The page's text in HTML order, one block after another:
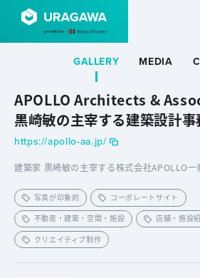
GALLERY MEDIA
APOLLO Architects &
黒崎敏の主宰する建築設計事
https://apollo-aa.jp/
建築家 黒崎敏の主宰する株式会社APOLLO
写真が印象的
コーポレートサイト
不動産・建築・空間・施設
店舗・施設
クリエイティブ制作